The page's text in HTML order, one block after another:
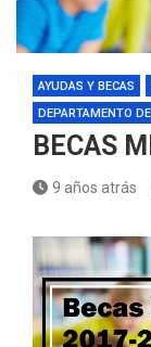
AYUDAS Y BECAS
DEPARTAMENTO
BECAS
9 años atrás